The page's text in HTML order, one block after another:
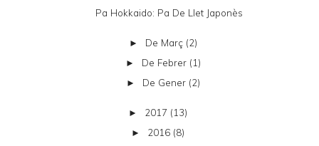
Pa Hokkaido: Pa De Llet Japonès
► De Març (2)
► De Febrer (1)
► De Gener (2)
► 2017 (13)
► 2016 (8)